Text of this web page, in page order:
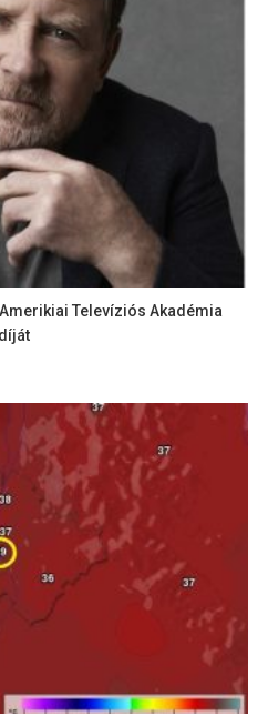
Televíziós Akadémia